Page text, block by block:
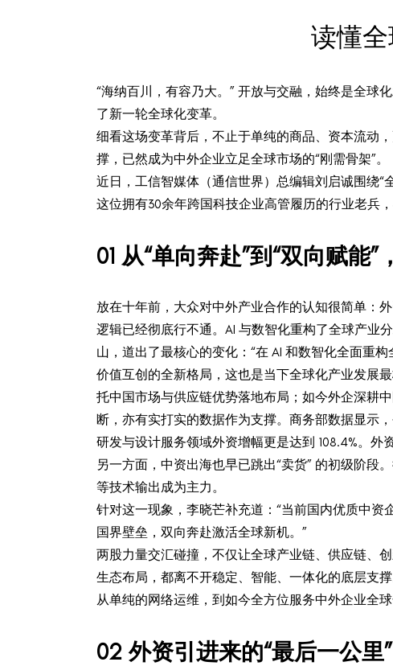
读懂
“海纳百川，有容乃大。” 开放与交融，始终是全球
了新一轮全球化变革。
细看这场变革背后，不止于单纯的商品、资本流动
撑，已然成为中外企业立足全球市场的“刚需骨架”。
近日，工信智媒体（通信世界）总编辑刘启诚围绕“
这位拥有30余年跨国科技企业高管履历的行业老兵
01 从“单向奔赴”到“双向赋能
放在十年前，大众对中外产业合作的认知很简单：
逻辑已经彻底行不通。AI 与数智化重构了全球产业
山，道出了最核心的变化：“在 AI 和数智化全面重构
价值互创的全新格局，这也是当下全球化产业发展
托中国市场与供应链优势落地布局；如今外企深耕
断，亦有实打实的数据作为支撑。商务部数据显示
研发与设计服务领域外资增幅更是达到 108.4%。外
另一方面，中资出海也早已跳出“卖货” 的初级阶段
等技术输出成为主力。
针对这一现象，李晓芒补充道：“当前国内优质中
国界壁垒，双向奔赴激活全球新机。”
两股力量交汇碰撞，不仅让全球产业链、供应链、
生态布局，都离不开稳定、智能、一体化的底层支
从单纯的网络运维，到如今全方位服务中外企业全
02 外资引进来的“最后一公